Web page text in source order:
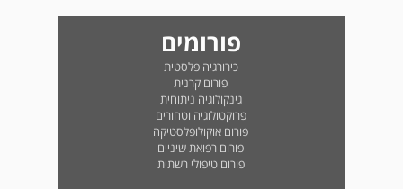
פורומים
כירורגיה פלסטית
פורום קרנית
גינקולוגיה ניתוחית
פרוקטולוגיה וטחורים
פורום אוקולופלסטיקה
פורום רפואת שיניים
פורום טיפולי רשתית